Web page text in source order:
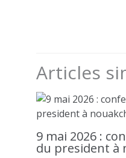
Articles
9 mai 2026 :
du president à